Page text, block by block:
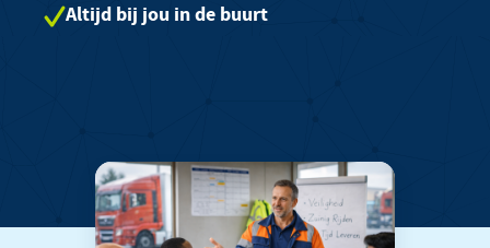
Altijd bij jou in de buurt